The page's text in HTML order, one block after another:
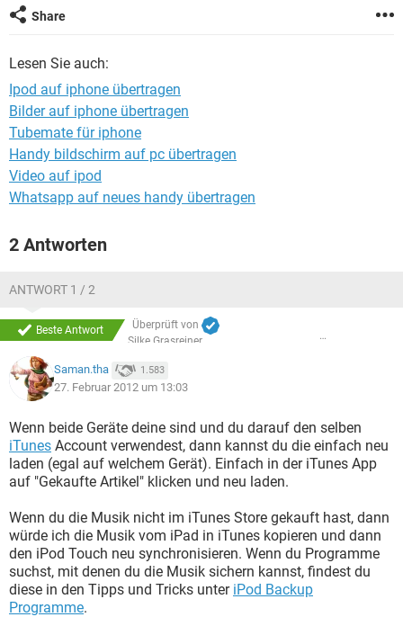
Share
Lesen Sie auch:
Ipod auf iphone übertragen
Bilder auf iphone übertragen
Tubemate für iphone
Handy bildschirm auf pc übertragen
Video auf ipod
Whatsapp auf neues handy übertragen
2 Antworten
ANTWORT 1 / 2
Beste Antwort
Überprüft von
Silke Grasreiner
Saman.tha 1.583
27. Februar 2012 um 13:03
Wenn beide Geräte deine sind und du darauf den selben
iTunes Account verwendest, dann kannst du die einfach neu
laden (egal auf welchem Gerät). Einfach in der iTunes App
auf "Gekaufte Artikel" klicken und neu laden.
Wenn du die Musik nicht im iTunes Store gekauft hast, dann
würde ich die Musik vom iPad in iTunes kopieren und dann
den iPod Touch neu synchronisieren. Wenn du Programme
suchst, mit denen du die Musik sichern kannst, findest du
diese in den Tipps und Tricks unter iPod Backup
Programme.